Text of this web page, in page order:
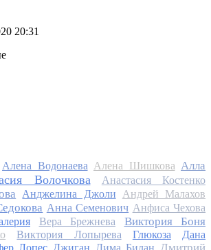
20:31
Алена Водонаева Алена Шишкова Алла
Волочкова Анастасия Костенко
Анджелина Джоли
Андрей Малахов
Анна Семенович Анфиса Чехова
Вера Брежнева Виктория Боня
Виктория Лопырева Глюкоза
Дана
Лопес Джиган Дима Билан